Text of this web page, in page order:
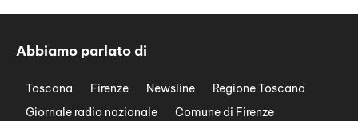
Abbiamo parlato di
Toscana Firenze Newsline
Regione Toscana
Giornale radio nazionale
Comune di Firenze